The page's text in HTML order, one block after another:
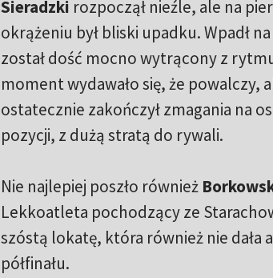
Sieradzki rozpoczął nieźle, ale na
okrążeniu był bliski upadku. Wpadł
został dość mocno wytrącony z
moment wydawało się, że powalczy,
ostatecznie zakończył zmagania na
pozycji, z dużą stratą do rywali.
Nie najlepiej poszło również
Lekkoatleta pochodzący ze
szóstą lokatę, która również nie dała
półfinału.